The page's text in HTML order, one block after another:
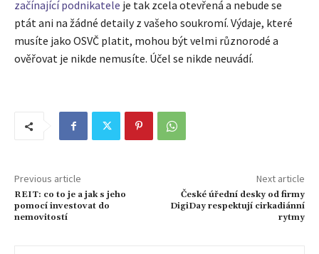
začínající podnikatele je tak zcela otevřená a nebude se
ptát ani na žádné detaily z vašeho soukromí. Výdaje, které
musíte jako OSVČ platit, mohou být velmi různorodé a
ověřovat je nikde nemusíte. Účel se nikde neuvádí.
Previous article
REIT: co to je a jak s jeho
pomocí investovat do
nemovitostí
Next article
České úřední desky od firmy
DigiDay respektují cirkadiánní
rytmy